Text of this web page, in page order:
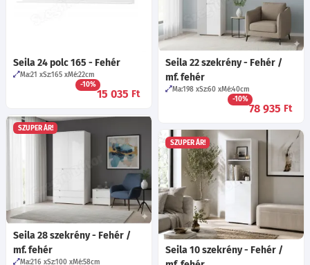
Seila 24 polc 165 - Fehér
Ma:21 Sz:165 Mé:22cm
-10%
15 035 Ft
Seila 22 szekrény - Fehér /
mf. fehér
Ma:198 Sz:60 Mé:40cm
-10%
78 935 Ft
SZUPER ÁR!
Seila 28 szekrény - Fehér /
mf. fehér
Ma:216 Sz:100 Mé:58cm
SZUPER ÁR!
Seila 10 szekrény - Fehér /